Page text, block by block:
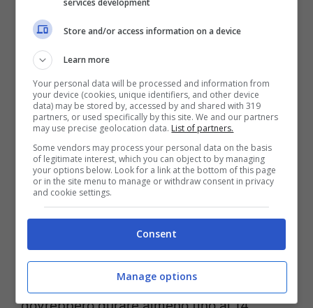
le ultime notizie © Ansa
La positività del principe Carlo è arrivata
poche ore dopo la comunicazione di Boris
Johnson ai parlamentari di un cambio di
strategia contro il Covid. Dal 21 febbraio,
infatti,l’Inghilterra dovrebbe tornare alla
e di conseguenza eliminare tutte
le restrizioni che sono attualmente in
vigore e che, almeno sulla carta,
services development
Store and/or access information on a device
Learn more
Your personal data will be processed and information from
your device (cookies, unique identifiers, and other device
data) may be stored by, accessed by and shared with 319
partners, or used specifically by this site. We and our partners
may use precise geolocation data. List of partners.
Some vendors may process your personal data on the basis
of legitimate interest, which you can object to by managing
your options below. Look for a link at the bottom of this page
or in the site menu to manage or withdraw consent in privacy
and cookie settings.
Consent
Manage options